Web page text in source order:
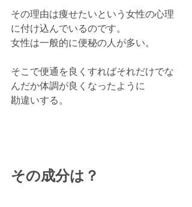
その理由は痩せたいという女性の心理
に付け込んでいるのです。
女性は一般的に便秘の人が多い。
そこで便通を良くすればそれだけでな
んだか体調が良くなったように
勘違いする。
その成分は？